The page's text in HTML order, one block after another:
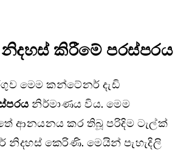
කිරීමේ පරස්පරය
මෙම කන්ටේනර් දැඩි
නිර්මාණය විය. මෙම
ආනයනය කර තිබූ පරිදිම ටැල්ක්
කෙරිණි. මෙයින් පැහැදිලි